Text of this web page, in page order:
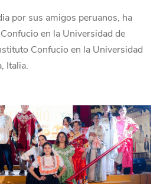
por sus amigos peruanos, ha
en la Universidad de
Confucio en la Universidad
Italia.